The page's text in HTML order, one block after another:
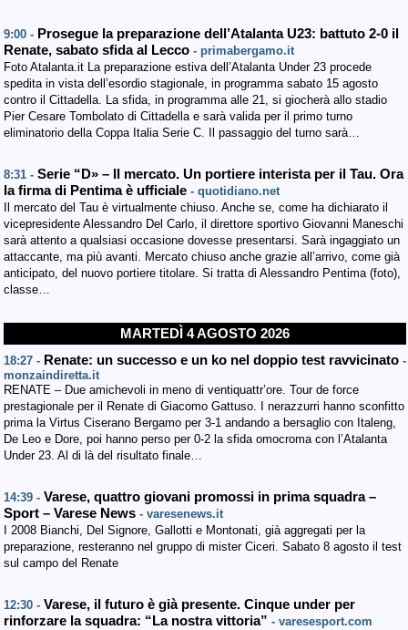
9:00 - Prosegue la preparazione dell’Atalanta U23: battuto 2-0 il
Renate, sabato sfida al Lecco - primabergamo.it
Foto Atalanta.it La preparazione estiva dell’Atalanta Under 23 procede
spedita in vista dell’esordio stagionale, in programma sabato 15 agosto
contro il Cittadella. La sfida, in programma alle 21, si giocherà allo stadio
Pier Cesare Tombolato di Cittadella e sarà valida per il primo turno
eliminatorio della Coppa Italia Serie C. Il passaggio del turno sarà…
8:31 - Serie “D» – Il mercato. Un portiere interista per il Tau. Ora
la firma di Pentima è ufficiale - quotidiano.net
Il mercato del Tau è virtualmente chiuso. Anche se, come ha dichiarato il
vicepresidente Alessandro Del Carlo, il direttore sportivo Giovanni Maneschi
sarà attento a qualsiasi occasione dovesse presentarsi. Sarà ingaggiato un
attaccante, ma più avanti. Mercato chiuso anche grazie all’arrivo, come già
anticipato, del nuovo portiere titolare. Si tratta di Alessandro Pentima (foto),
classe…
MARTEDÌ 4 AGOSTO 2026
18:27 - Renate: un successo e un ko nel doppio test ravvicinato -
monzaindiretta.it
RENATE – Due amichevoli in meno di ventiquattr’ore. Tour de force
prestagionale per il Renate di Giacomo Gattuso. I nerazzurri hanno sconfitto
prima la Virtus Ciserano Bergamo per 3-1 andando a bersaglio con Italeng,
De Leo e Dore, poi hanno perso per 0-2 la sfida omocroma con l’Atalanta
Under 23. Al di là del risultato finale…
14:39 - Varese, quattro giovani promossi in prima squadra –
Sport – Varese News - varesenews.it
I 2008 Bianchi, Del Signore, Gallotti e Montonati, già aggregati per la
preparazione, resteranno nel gruppo di mister Ciceri. Sabato 8 agosto il test
sul campo del Renate
12:30 - Varese, il futuro è già presente. Cinque under per
rinforzare la squadra: “La nostra vittoria” - varesesport.com